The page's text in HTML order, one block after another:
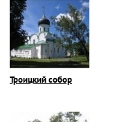
Троицкий собор